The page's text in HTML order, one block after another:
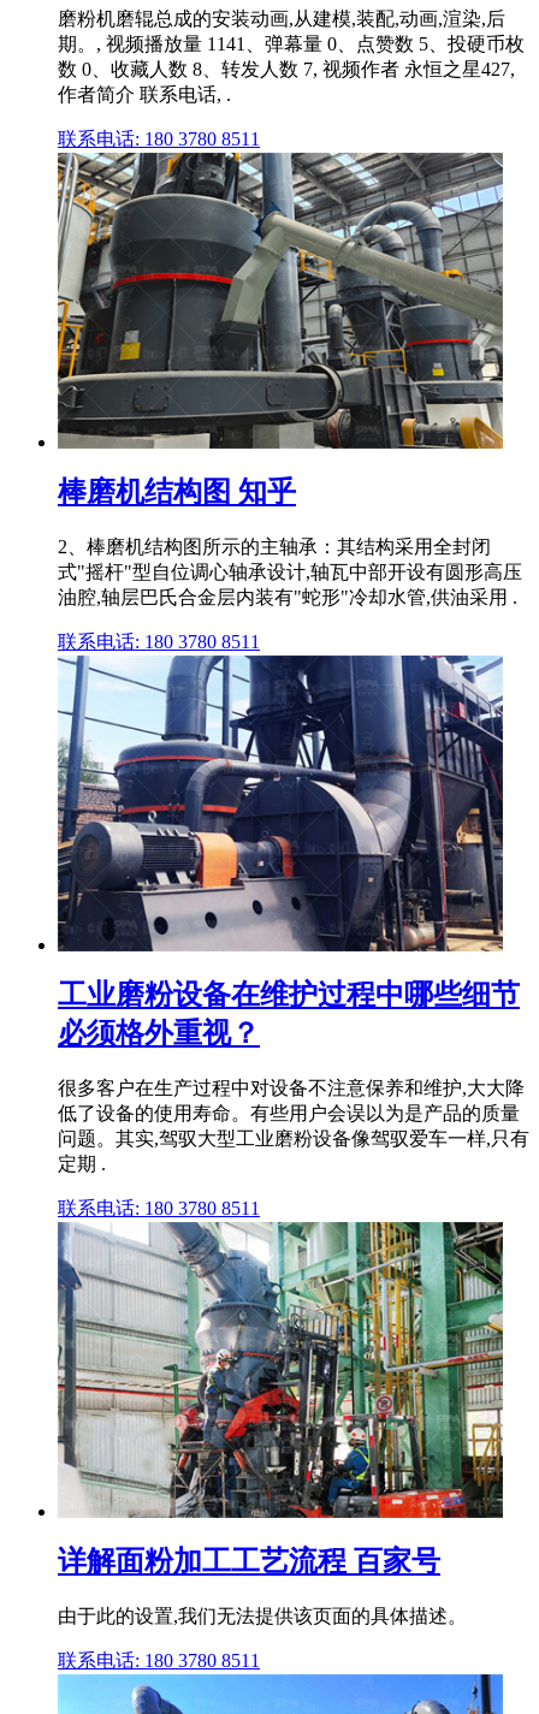
磨粉机磨辊总成的安装动画,从建模,装配,动画,渲染,后
期。, 视频播放量 1141、弹幕量 0、点赞数 5、投硬币枚
数 0、收藏人数 8、转发人数 7, 视频作者 永恒之星427,
作者简介 联系电话, .
联系电话: 180 3780 8511
棒磨机结构图 知乎
2、棒磨机结构图所示的主轴承：其结构采用全封闭
式"摇杆"型自位调心轴承设计,轴瓦中部开设有圆形高压
油腔,轴层巴氏合金层内装有"蛇形"冷却水管,供油采用 .
联系电话: 180 3780 8511
工业磨粉设备在维护过程中哪些细节
必须格外重视？
很多客户在生产过程中对设备不注意保养和维护,大大降
低了设备的使用寿命。有些用户会误以为是产品的质量
问题。其实,驾驭大型工业磨粉设备像驾驭爱车一样,只有
定期 .
联系电话: 180 3780 8511
详解面粉加工工艺流程 百家号
由于此的设置,我们无法提供该页面的具体描述。
联系电话: 180 3780 8511